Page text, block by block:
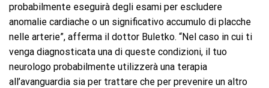
probabilmente eseguirà degli esami per escludere
anomalie cardiache o un significativo accumulo di placche
nelle arterie”, afferma il dottor Buletko. “Nel caso in cui ti
venga diagnosticata una di queste condizioni, il tuo
neurologo probabilmente utilizzerà una terapia
all’avanguardia sia per trattare che per prevenire un altro